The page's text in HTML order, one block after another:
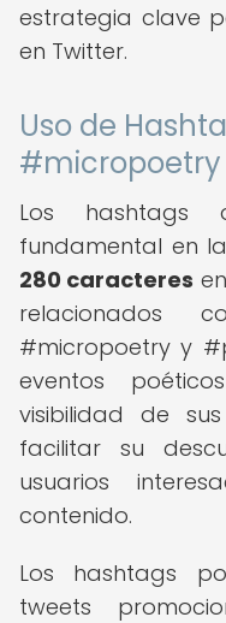
estrategia clave
en Twitter.
Uso de
Los hashtags
fundamental en
280 caracteres
relacionados
#micropoetry y
eventos
visibilidad de
facilitar su
usuarios
contenido.
Los hashtags
tweets